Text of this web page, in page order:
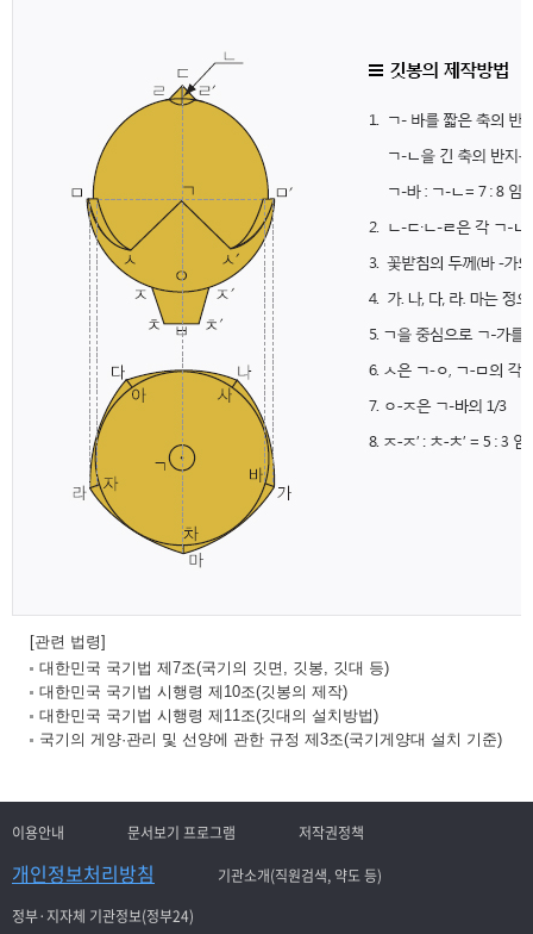
[관련 법령]
대한민국 국기법 제7조(국기의 깃면, 깃봉, 깃대 등)
대한민국 국기법 시행령 제10조(깃봉의 제작)
대한민국 국기법 시행령 제11조(깃대의 설치방법)
국기의 게양·관리 및 선양에 관한 규정 제3조(국기게양대 설치 기준)
이용안내 문서보기 프로그램 저작권정책
개인정보처리방침
기관소개(직원검색, 약도 등)
정부·지자체 기관정보(정부24)